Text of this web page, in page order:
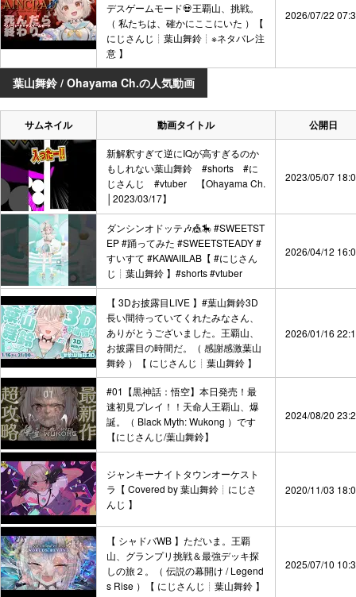
デスゲームモード💀王覇山、挑戦。
（ 私たちは、確かにここにいた ）【
にじさんじ┊︎葉山舞鈴┊︎※ネタバレ注
意 】
2026/07/22
葉山舞鈴 / Ohayama Ch.の人気動画
サムネイル 動画タイトル 公開日
新解釈すぎて逆にIQが高すぎるのか
もしれない葉山舞鈴 #shorts #に
じさんじ #vtuber 【Ohayama Ch.
│2023/03/17】
2023/05/07
ダンシンオドッテ🎶🎪🎠 #SWEETST
EP #踊ってみた #SWEETSTEADY #
すいすて #KAWAIILAB【 #にじさん
じ┊︎葉山舞鈴 】#shorts #vtuber
2026/04/12
【 3Dお披露目LIVE 】#葉山舞鈴3D
長い間待っていてくれたみなさん、
ありがとうございました。王覇山、
お披露目の時間だ。（ 感謝感激葉山
舞鈴 ）【 にじさんじ┊︎葉山舞鈴 】
2026/01/16
#01【黒神話：悟空】本日発売！最
速初見プレイ！！天命人王覇山、爆
誕。（ Black Myth: Wukong ）です
【にじさんじ/葉山舞鈴】
2024/08/20
ジャンキーナイトタウンオーケスト
ラ【 Covered by 葉山舞鈴┊︎にじさ
んじ 】
2020/11/03
【 シャドバWB 】ただいま。王覇
山、グランプリ挑戦＆最強デッキ探
しの旅２。（ 伝説の幕開け / Legend
s Rise ）【 にじさんじ┊︎葉山舞鈴 】
2025/07/10